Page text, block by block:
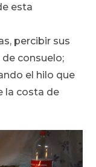
esta
percibir sus
consuelo;
el hilo que
la costa de